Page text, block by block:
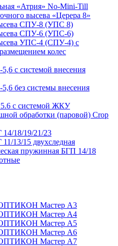
«Атрия» No-Mini-Till
высева «Церера 8»
СПУ-8 (УПС 8)
СПУ-6 (УПС-6)
УПС-4 (СПУ-4) с
колес
с системой внесения
без системы внесения
с системой ЖКУ
обработки (паровой) Crop
14/18/19/21/23
13/15 двухследная
пружинная БГП 14/18
ОПТИКОН Мастер А3
ОПТИКОН Мастер А4
ОПТИКОН Мастер А5
ОПТИКОН Мастер А6
ОПТИКОН Мастер А7